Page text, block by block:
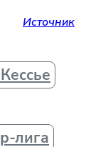
Источник
лига